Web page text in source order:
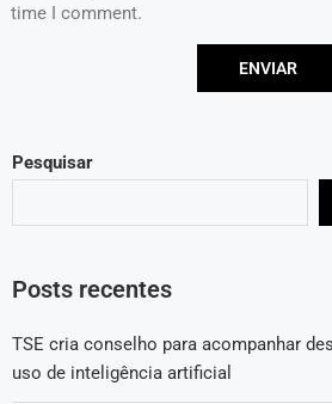
time I comment.
Pesquisar
Posts recentes
TSE cria conselho para acompanhar
uso de inteligência artificial